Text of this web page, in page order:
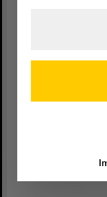
Es gibt 9
Der Chef